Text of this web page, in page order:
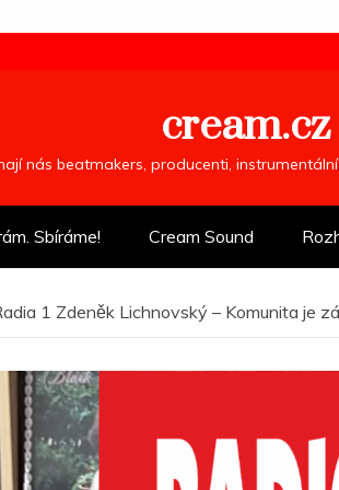
cream.cz
nás beatmakers, producenti,
Sbíráme! Cream Sound
1 Zdeněk Lichnovský – Komunita je